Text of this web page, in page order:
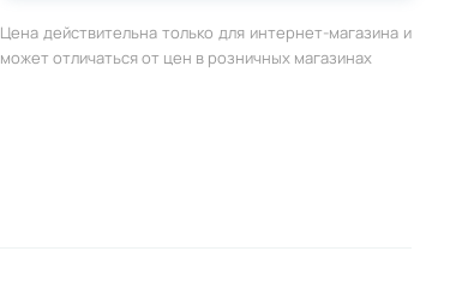
Цена действительна только для интернет-магазина и
может отличаться от цен в розничных магазинах